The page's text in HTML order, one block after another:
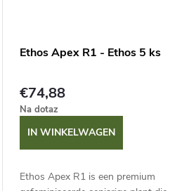
Ethos Apex R1 - Ethos 5 ks
€74,88
Na dotaz
IN WINKELWAGEN
Ethos Apex R1 is een premium